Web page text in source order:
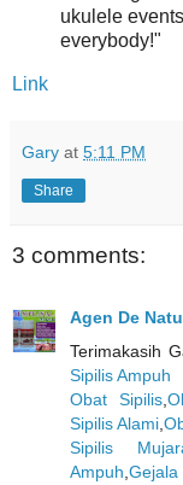
ukulele
everybody!"
Link
Gary at 5:11 PM
Share
3 comments:
Agen De
Terimakasih
Sipilis Ampuh
Obat Sipilis,
Sipilis Alami ,
Sipilis
Ampuh Gejala